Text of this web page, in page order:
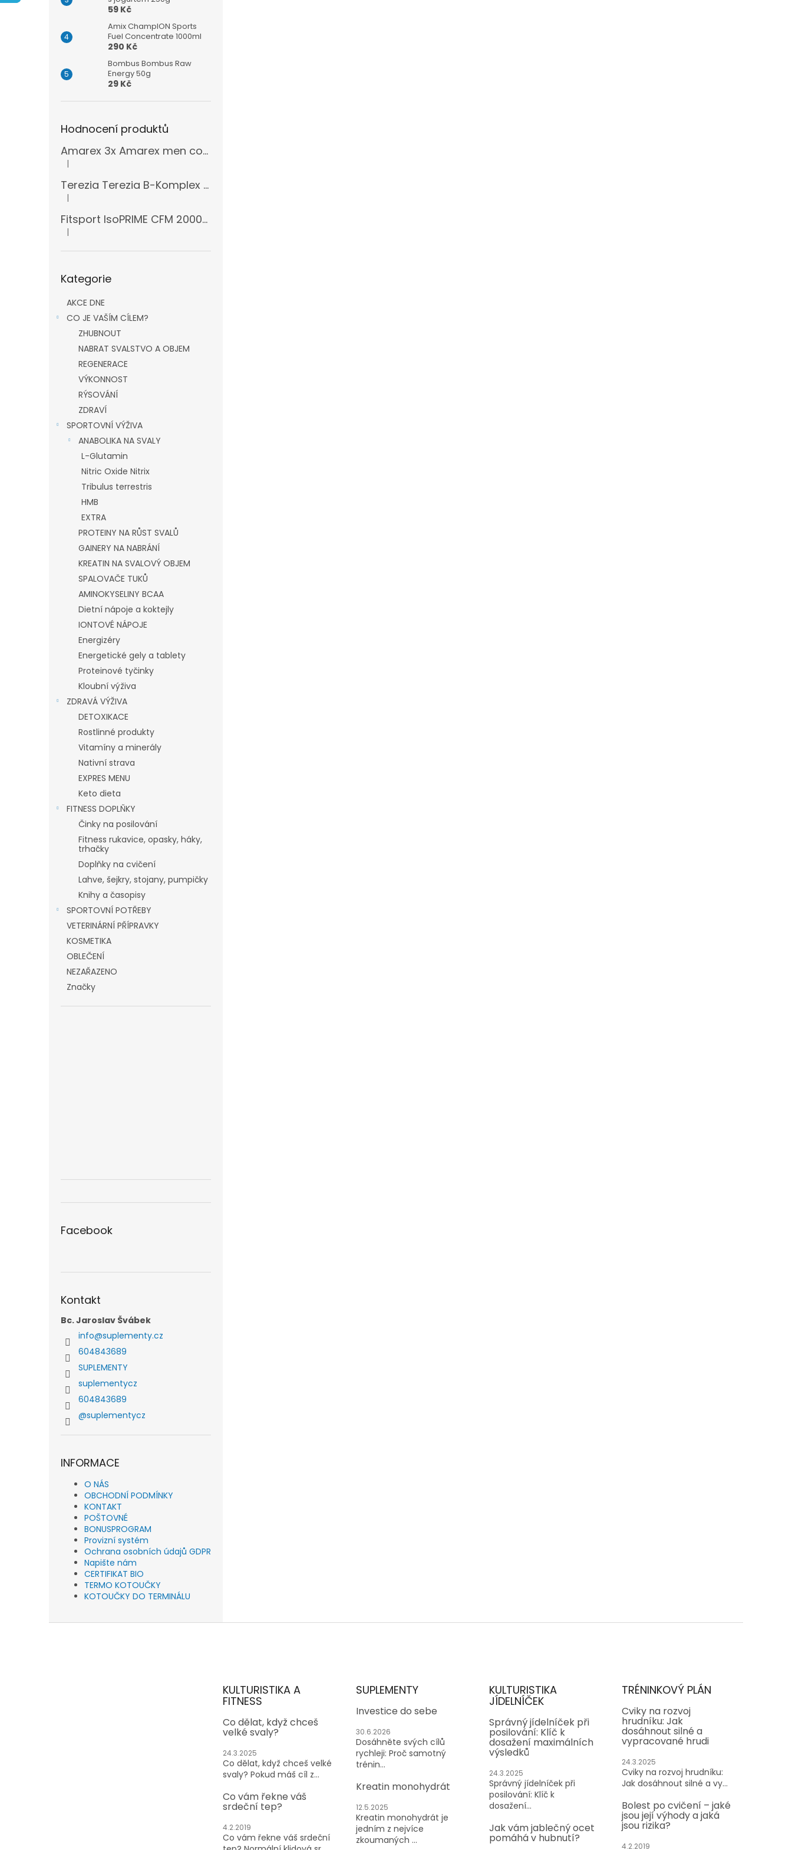
59 Kč
Amix ChampION Sports
Fuel Concentrate 1000ml
290 Kč
Bombus Bombus Raw
Energy 50g
29 Kč
Hodnocení produktů
Amarex 3x Amarex men complex 120 kapslí
Hodnocení produktu je 5 z 5 hvězdiček.
|
Terezia Terezia B-Komplex super forte 100 tablet
Hodnocení produktu je 5 z 5 hvězdiček.
|
Fitsport IsoPRIME CFM 2000g + šejkr
Hodnocení produktu je 5 z 5 hvězdiček.
|
kategorie
Kategorie
AKCE DNE
CO JE VAŠÍM CÍLEM?
ZHUBNOUT
NABRAT SVALSTVO A OBJEM
REGENERACE
VÝKONNOST
RÝSOVÁNÍ
ZDRAVÍ
SPORTOVNÍ VÝŽIVA
ANABOLIKA NA SVALY
L-Glutamin
Nitric Oxide Nitrix
Tribulus terrestris
HMB
EXTRA
PROTEINY NA RŮST SVALŮ
GAINERY NA NABRÁNÍ
KREATIN NA SVALOVÝ OBJEM
SPALOVAČE TUKŮ
AMINOKYSELINY BCAA
Dietní nápoje a koktejly
IONTOVÉ NÁPOJE
Energizéry
Energetické gely a tablety
Proteinové tyčinky
Kloubní výživa
ZDRAVÁ VÝŽIVA
DETOXIKACE
Rostlinné produkty
Vitamíny a minerály
Nativní strava
EXPRES MENU
Keto dieta
FITNESS DOPLŇKY
Činky na posilování
Fitness rukavice, opasky, háky,
trhačky
Doplňky na cvičení
Lahve, šejkry, stojany, pumpičky
Knihy a časopisy
SPORTOVNÍ POTŘEBY
VETERINÁRNÍ PŘÍPRAVKY
KOSMETIKA
OBLEČENÍ
NEZAŘAZENO
Značky
Facebook
Kontakt
Bc. Jaroslav Švábek
info@suplementy.cz
604843689
SUPLEMENTY
suplementycz
604843689
@suplementycz
INFORMACE
O NÁS
OBCHODNÍ PODMÍNKY
KONTAKT
POŠTOVNÉ
BONUSPROGRAM
Provizní systém
Ochrana osobních údajů GDPR
Napište nám
CERTIFIKAT BIO
TERMO KOTOUČKY
KOTOUČKY DO TERMINÁLU
KULTURISTIKA A
FITNESS
Co dělat, když chceš
velké svaly?
24.3.2025
Co dělat, když chceš velké
svaly? Pokud máš cíl z...
Co vám řekne váš
srdeční tep?
4.2.2019
Co vám řekne váš srdeční
SUPLEMENTY
Investice do sebe
30.6.2026
Dosáhněte svých cílů
rychleji: Proč samotný
trénin...
Kreatin monohydrát
12.5.2025
Kreatin monohydrát je
jedním z nejvíce
zkoumaných ...
KULTURISTIKA
JÍDELNÍČEK
Správný jídelníček při
posilování: Klíč k
dosažení maximálních
výsledků
24.3.2025
Správný jídelníček při
posilování: Klíč k
dosažení...
Jak vám jablečný ocet
pomáhá v hubnutí?
TRÉNINKOVÝ PLÁN
Cviky na rozvoj
hrudníku: Jak
dosáhnout silné a
vypracované hrudi
24.3.2025
Cviky na rozvoj hrudníku:
Jak dosáhnout silné a vy...
Bolest po cvičení – jaké
jsou její výhody a jaká
jsou rizika?
4.2.2019